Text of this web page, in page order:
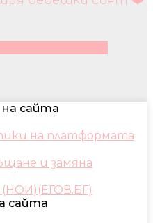
сайта
на платформата
и замяна
(НОИ)(ЕГОВ.БГ)
сайта